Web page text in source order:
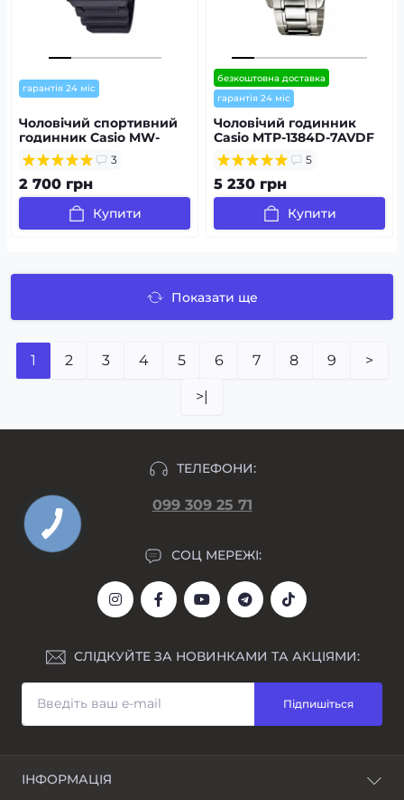
гарантія 24 міс
Чоловічий спортивний
годинник Casio MW-
620H-1A
3
2 700 грн
Купити
безкоштовна доставка
гарантія 24 міс
Чоловічий годинник
Casio MTP-1384D-7AVDF
5
5 230 грн
Купити
Показати ще
1 2 3 4 5 6 7 8 9 >
>|
ТЕЛЕФОНИ:
099 309 25 71
СОЦ МЕРЕЖІ:
СЛІДКУЙТЕ ЗА НОВИНКАМИ ТА АКЦІЯМИ:
Підпишіться
ІНФОРМАЦІЯ